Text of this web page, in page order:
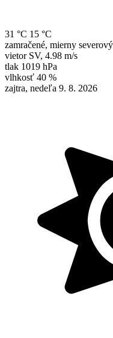
31 °C 15 °C
zamračené, mierny
vietor SV, 4.98 m/s
tlak 1019 hPa
vlhkosť 40 %
zajtra, nedeľa 9. 8. 2026